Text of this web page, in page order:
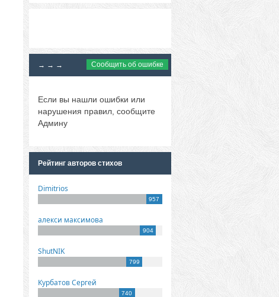
→ → → Сообщить об ошибке
Если вы нашли ошибки или
нарушения правил, сообщите
Админу
Рейтинг авторов стихов
Dimitrios
957
алекси максимова
904
ShutNIK
799
Курбатов Сергей
740